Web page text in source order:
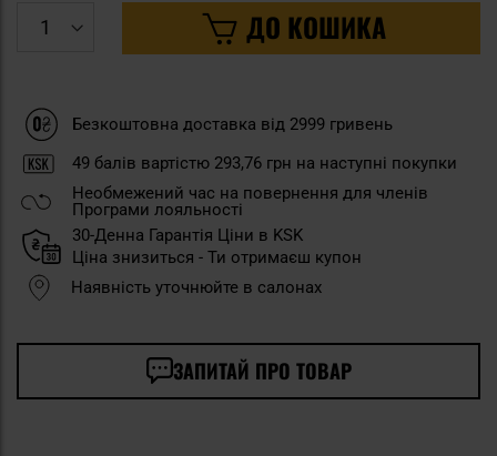
ДО КОШИКА
Безкоштовна доставка від 2999 гривень
49 балів вартістю 293,76 грн на наступні покупки
Необмежений час на повернення для членів
Програми лояльності
30-Денна Гарантія Ціни в KSK
Ціна знизиться - Ти отримаєш купон
Наявність уточнюйте в салонах
ЗАПИТАЙ ПРО ТОВАР